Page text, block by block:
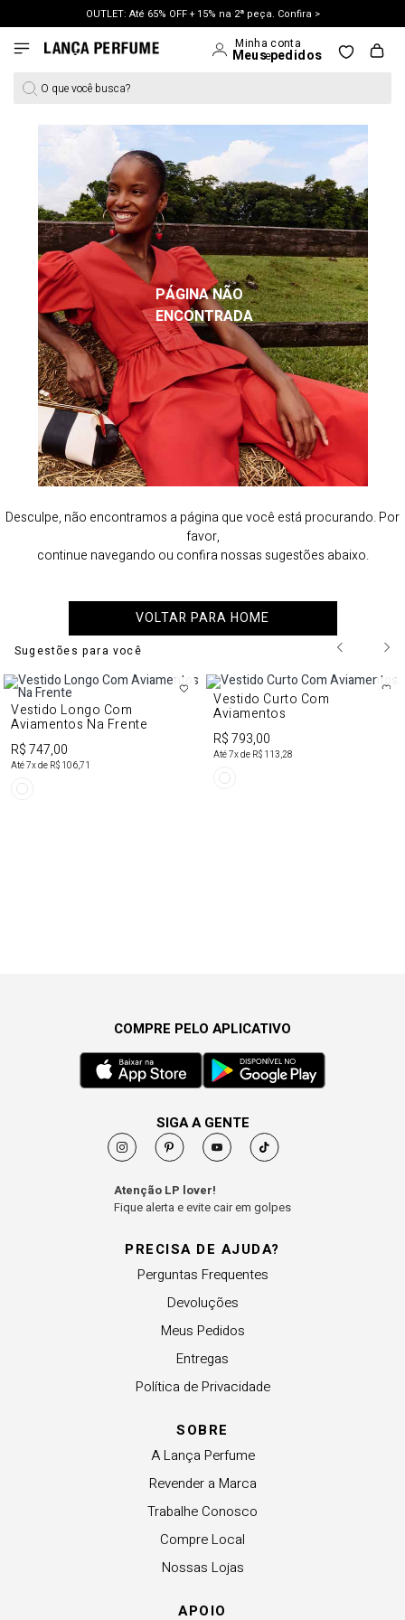
OUTLET: Até 65% OFF + 15% na 2ª peça. Confira >
LANÇAMENTO PRIMAVERA 27. Clique e aproveite.
O que você busca?
PÁGINA NÃO
ENCONTRADA
Desculpe, não encontramos a página que você está procurando. Por
favor,
continue navegando ou confira nossas sugestões abaixo.
VOLTAR PARA HOME
Sugestões para você
Vestido Longo Com
Aviamentos Na Frente
R$ 747,00
Até7x de R$ 106,71
Vestido Curto Com
Aviamentos
R$ 793,00
Até7x de R$ 113,28
PRECISA DE AJUDA?
Perguntas Frequentes
Devoluções
Meus Pedidos
Entregas
Política de Privacidade
SOBRE
A Lança Perfume
Revender a Marca
Trabalhe Conosco
Compre Local
Nossas Lojas
APOIO
COMPRE PELO APLICATIVO
SIGA A GENTE
Atenção LP lover!
Fique alerta e evite cair em golpes